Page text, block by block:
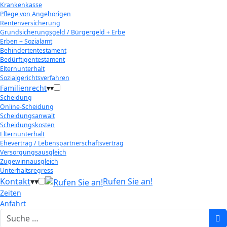
Krankenkasse
Pflege von Angehörigen
Rentenversicherung
Grundsicherungsgeld / Bürgergeld + Erbe
Erben + Sozialamt
Behindertentestament
Bedürftigentestament
Elternunterhalt
Sozialgerichtsverfahren
Familienrecht▾▾
Scheidung
Online-Scheidung
Scheidungsanwalt
Scheidungskosten
Elternunterhalt
Ehevertrag / Lebenspartnerschaftsvertrag
Versorgungsausgleich
Zugewinnausgleich
Unterhaltsregress
Kontakt▾▾
Zeiten
Anfahrt
Rufen Sie an!
Suchen